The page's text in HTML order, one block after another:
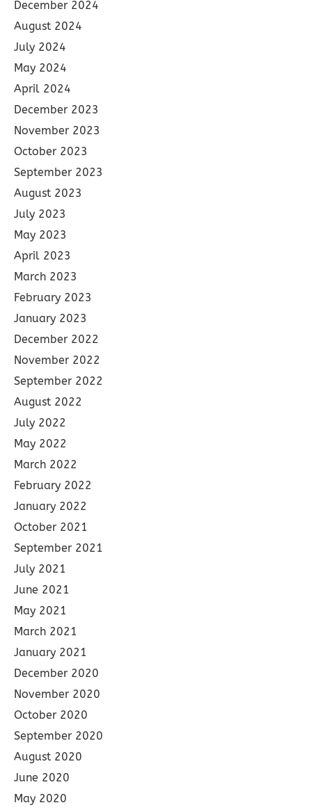
December 2024
August 2024
July 2024
May 2024
April 2024
December 2023
November 2023
October 2023
September 2023
August 2023
July 2023
May 2023
April 2023
March 2023
February 2023
January 2023
December 2022
November 2022
September 2022
August 2022
July 2022
May 2022
March 2022
February 2022
January 2022
October 2021
September 2021
July 2021
June 2021
May 2021
March 2021
January 2021
December 2020
November 2020
October 2020
September 2020
August 2020
June 2020
May 2020